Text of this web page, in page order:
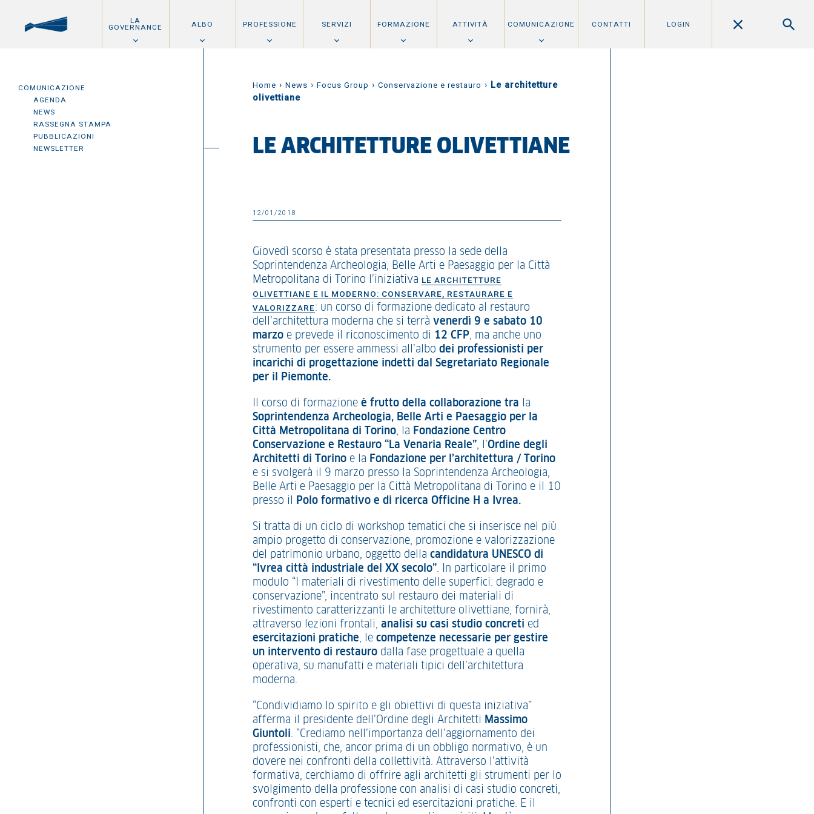
LA
GOVERNANCE ALBO PROFESSIONE SERVIZI FORMAZIONE ATTIVITÀ COMUNICAZIONE CONTATTI LOGIN
COMUNICAZIONE
AGENDA
NEWS
RASSEGNA STAMPA
PUBBLICAZIONI
NEWSLETTER
Home › News › Focus Group › Conservazione e restauro › Le architetture
olivettiane
LE ARCHITETTURE OLIVETTIANE
12/01/2018
Giovedì scorso è stata presentata presso la sede della
Soprintendenza Archeologia, Belle Arti e Paesaggio per la Città
Metropolitana di Torino l’iniziativa LE ARCHITETTURE
OLIVETTIANE E IL MODERNO: CONSERVARE, RESTAURARE E
VALORIZZARE: un corso di formazione dedicato al restauro
dell’architettura moderna che si terrà venerdì 9 e sabato 10
marzo e prevede il riconoscimento di 12 CFP, ma anche uno
strumento per essere ammessi all’albo dei professionisti per
incarichi di progettazione indetti dal Segretariato Regionale
per il Piemonte.
Il corso di formazione è frutto della collaborazione tra la
Soprintendenza Archeologia, Belle Arti e Paesaggio per la
Città Metropolitana di Torino, la Fondazione Centro
Conservazione e Restauro “La Venaria Reale”, l’Ordine degli
Architetti di Torino e la Fondazione per l’architettura / Torino
e si svolgerà il 9 marzo presso la Soprintendenza Archeologia,
Belle Arti e Paesaggio per la Città Metropolitana di Torino e il 10
presso il
Polo formativo e di ricerca Officine H a Ivrea.
Si tratta di un ciclo di workshop tematici che si inserisce nel più
ampio progetto di conservazione, promozione e valorizzazione
del patrimonio urbano, oggetto della candidatura UNESCO di
“Ivrea città industriale del XX secolo”. In particolare il primo
modulo “I materiali di rivestimento delle superfici: degrado e
conservazione”, incentrato sul restauro dei materiali di
rivestimento caratterizzanti le architetture olivettiane, fornirà,
attraverso lezioni frontali, analisi su casi studio concreti ed
esercitazioni pratiche, le competenze necessarie per gestire
un intervento di restauro dalla fase progettuale a quella
operativa, su manufatti e materiali tipici dell’architettura
moderna.
“Condividiamo lo spirito e gli obiettivi di questa iniziativa”
afferma il presidente dell’Ordine degli Architetti Massimo
Giuntoli. “Crediamo nell’importanza dell’aggiornamento dei
professionisti, che, ancor prima di un obbligo normativo, è un
dovere nei confronti della collettività. Attraverso l’attività
formativa, cerchiamo di offrire agli architetti gli strumenti per lo
svolgimento della professione con analisi di casi studio concreti,
confronti con esperti e tecnici ed esercitazioni pratiche. E il